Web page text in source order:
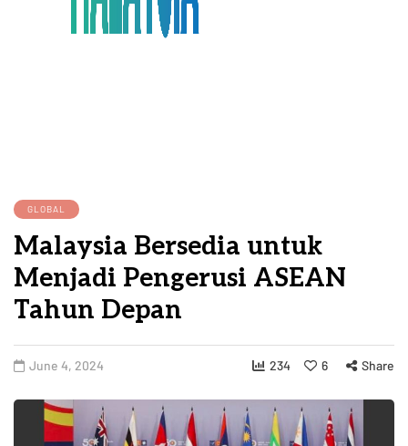
GLOBAL
Malaysia Bersedia untuk
Menjadi Pengerusi ASEAN
Tahun Depan
June 4, 2024 234 6 Share